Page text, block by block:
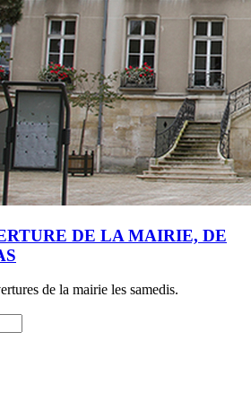
DE LA MAIRIE, DE
de la mairie les samedis.